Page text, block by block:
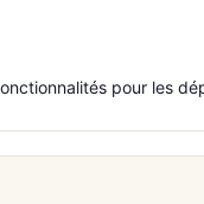
pour les